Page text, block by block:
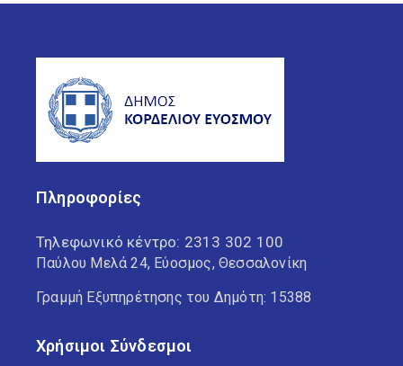
Πληροφορίες
Τηλεφωνικό κέντρο: 2313 302 100
Παύλου Μελά 24, Εύοσμος, Θεσσαλονίκη
Γραμμή Εξυπηρέτησης του Δημότη: 15388
Χρήσιμοι Σύνδεσμοι